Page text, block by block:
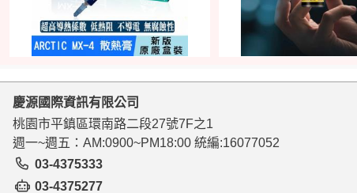
慶源國際資訊有限公司
桃園市平鎮區環南路二段27號7F之1
週一~週五：AM:0900~PM18:00 統編:16077052
03-4375333
03-4375277